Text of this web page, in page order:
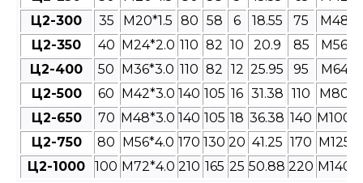
Ц2-300
35 M20*1.5 80 58 6 18.55 75
Ц2-350
40 M24*2.0 110 82 10 20.9 85
Ц2-400
50 M36*3.0 110 82 12 25.95 95
Ц2-500
60 M42*3.0 140 105 16 31.38 110
Ц2-650
70 M48*3.0 140 105 18 36.38 140
Ц2-750
80 M56*4.0 170 130 20 41.25 170
Ц2-1000
100 M72*4.0 210 165 25 50.88 220